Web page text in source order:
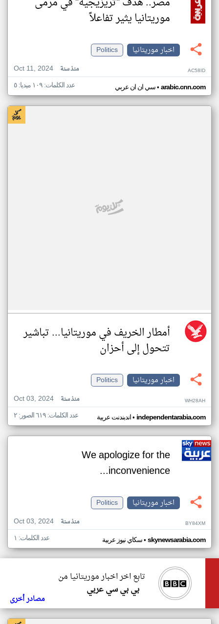
موريتانيا يثير تفاعلاً
اخبار موريتانيا
Politics
Oct 11, 2024
منذ سنة AC58ID
سي ان ان عربي• arabic.cnn.com عدد الكلمات: ١٠٩ ميديا: ٥
أمطار الخريف في موريتانيا... تباشير
تتحول إلى أحزان
اخبار موريتانيا
Politics
Oct 03, 2024
منذ سنة WH28AH
اندبندنت عربية• independentarabia.com عدد الكلمات: ٦١٩ الصور: ٢
We apologize for the
inconvenience...
اخبار موريتانيا
Politics
Oct 03, 2024
منذ سنة BY84XM
سكاي نيوز عربية• skynewsarabia.com عدد الكلمات: ١
تابع اخر اخبار موريتانيا من
بي بي سي عربي
مصادر أخرى